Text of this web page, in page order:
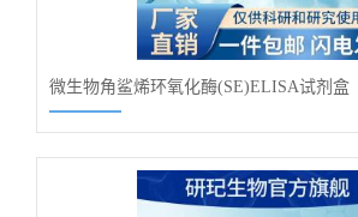
微生物角鲨烯环氧化酶(SE)ELISA试剂盒